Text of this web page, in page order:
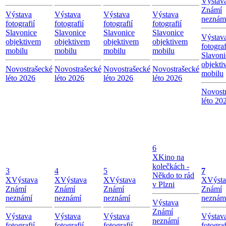
Výstava
fotografií
Slavonice
objektivem
mobilu
Novostrašecké
léto 2026
Výstava
fotografií
Slavonice
objektivem
mobilu
Novostrašecké
léto 2026
Výstava
fotografií
Slavonice
objektivem
mobilu
Novostrašecké
léto 2026
Výstava
fotografií
Slavonice
objektivem
mobilu
Novostrašecké
léto 2026
Známí
mobilu
léto
3
XVýstava
Známí
neznámí
Výstava
4
XVýstava
Známí
neznámí
Výstava
5
XVýstava
Známí
neznámí
Výstava
6
XKino na
kolečkách -
Někdo to rád
v Plzni
Výstava
Známí
neznámí
7
X
Známí